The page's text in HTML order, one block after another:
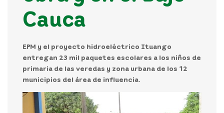
Cauca
EPM y el proyecto hidroeléctrico Ituango
entregan 23 mil paquetes escolares a los niños de
primaria de las veredas y zona urbana de los 12
municipios del área de influencia.